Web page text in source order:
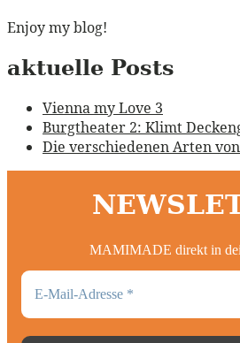
Enjoy my blog!
aktuelle Posts
Vienna my Love 3
Burgtheater 2: Klimt
Die verschiedenen Arten
MAMIMADE direkt in